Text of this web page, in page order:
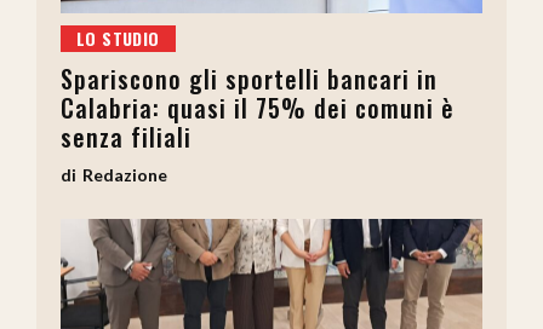
LO STUDIO
Spariscono gli sportelli bancari in
Calabria: quasi il 75% dei comuni è
senza filiali
Redazione